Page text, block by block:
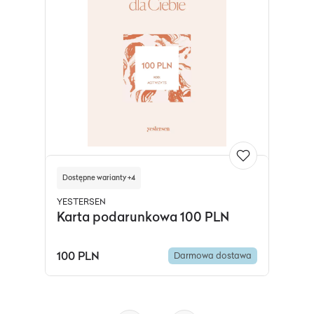
Dostępne warianty +4
YESTERSEN
Karta podarunkowa 100 PLN
100 PLN Darmowa dostawa